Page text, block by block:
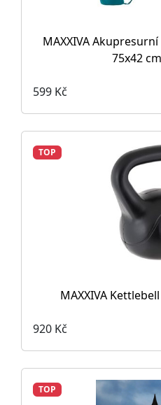
MAXXIVA
75x42
599 Kč
TOP
MAXXIVA
920 Kč
TOP